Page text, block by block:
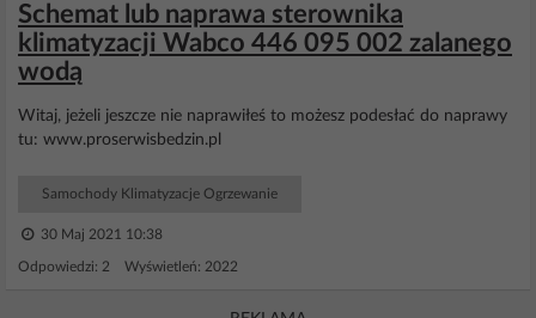
Schemat lub naprawa sterownika
klimatyzacji Wabco 446 095 002 zalanego
wodą
Witaj, jeżeli jeszcze nie naprawiłeś to możesz podesłać do naprawy
tu: www.proserwisbedzin.pl
Samochody Klimatyzacje Ogrzewanie
30 Maj 2021 10:38
Odpowiedzi: 2 Wyświetleń: 2022